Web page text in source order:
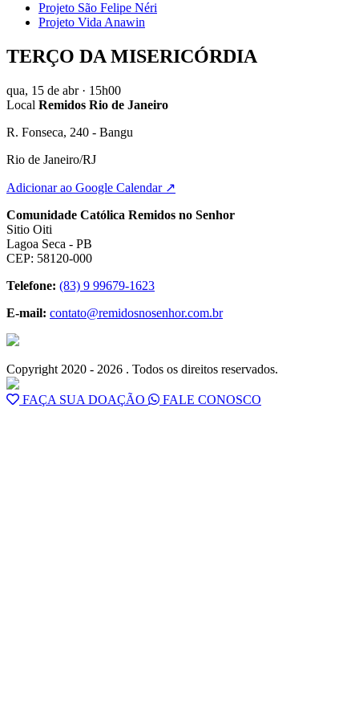
Projeto São Felipe Néri
Projeto Vida Anawin
TERÇO DA MISERICÓRDIA
qua, 15 de abr · 15h00
Local Remidos Rio de Janeiro
R. Fonseca, 240 - Bangu
Rio de Janeiro/RJ
Adicionar ao Google Calendar ↗
Comunidade Católica Remidos no Senhor
Sitio Oiti
Lagoa Seca - PB
CEP: 58120-000
Telefone: (83) 9 99679-1623
E-mail: contato@remidosnosenhor.com.br
Copyright 2020 - 2026 . Todos os direitos reservados.
FAÇA SUA DOAÇÃO FALE CONOSCO